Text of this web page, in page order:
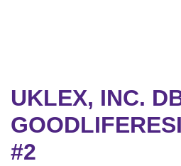
UKLEX, INC.
#2